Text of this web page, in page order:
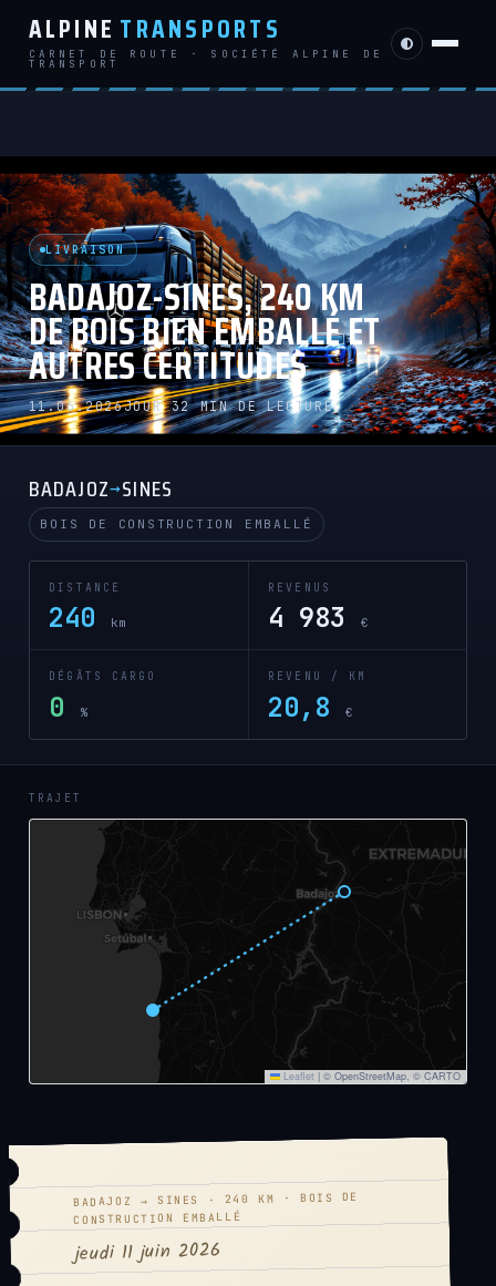
ALPINE TRANSPORTS
CARNET DE ROUTE · SOCIÉTÉ ALPINE DE
TRANSPORT
LIVRAISON
BADAJOZ-SINES, 240 KM
DE BOIS BIEN EMBALLÉ ET
AUTRES CERTITUDES
11.06.2026JOUR 32 MIN DE LECTURE
BADAJOZ→SINES
BOIS DE CONSTRUCTION EMBALLÉ
DISTANCE
240 km
REVENUS
4 983€
DÉGÂTS CARGO
0 %
REVENU / KM
20,8€
TRAJET
Leaflet | © OpenStreetMap, © CARTO
BADAJOZ → SINES · 240 KM · BOIS DE
CONSTRUCTION EMBALLÉ
jeudi 11 juin 2026